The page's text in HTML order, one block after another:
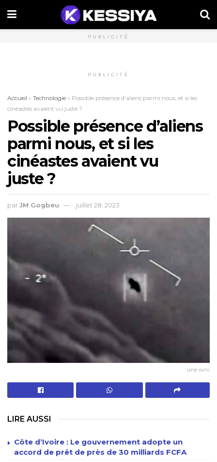
PUBLICITÉ
PUBLICITÉ
Accueil » Technologie » Possible présence d’aliens parmi nous, et si les
cinéastes avaient vu juste ?
Possible présence d’aliens
parmi nous, et si les
cinéastes avaient vu
juste ?
parJM Gogbeu juillet 28, 2023
une ovni
LIRE AUSSI
Côte d’Ivoire : Le gouvernement adopte un
accord de prêt de près de 30 milliards FCFA